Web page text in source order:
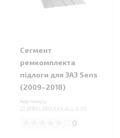
Сегмент
ремкомплекта
підлоги для ЗАЗ Sens
(2009–2018)
Код товару:
21.WBFLRPXXXX.ALL.0.00
0